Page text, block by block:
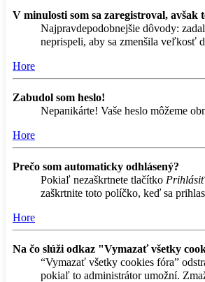
V minulosti som sa zaregistroval, avšak
Najpravdepodobnejšie dôvody:
neprispeli, aby sa zmenšila veľkosť
Hore
Zabudol som heslo!
Nepanikárte! Vaše heslo môžeme
Hore
Prečo som automaticky odhlásený?
Pokiaľ nezaškrtnete tlačítko
zaškrtnite toto políčko, keď sa
Hore
Na čo slúži odkaz "Vymazať všetky
“Vymazať všetky cookies fóra”
pokiaľ to administrátor umožní.